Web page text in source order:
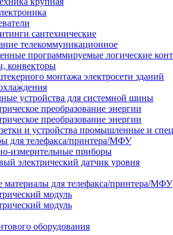
сантехнические
телекоммуникационное
программируемые логические
конвекторы
монтажа электросети зданий
устройства для системной шины
преобразование энергии
преобразование энергии
и устройства промышленные и
для телефакса/принтера/МФУ
измерительные приборы
электрический датчик уровня
материалы для телефакса/принтера/МФУ
модуль
модуль
оборудования